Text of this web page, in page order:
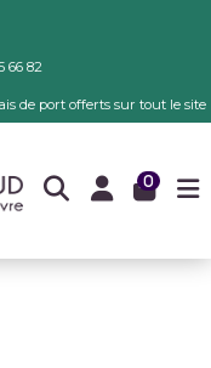
66 82
de port offerts sur tout le site
0